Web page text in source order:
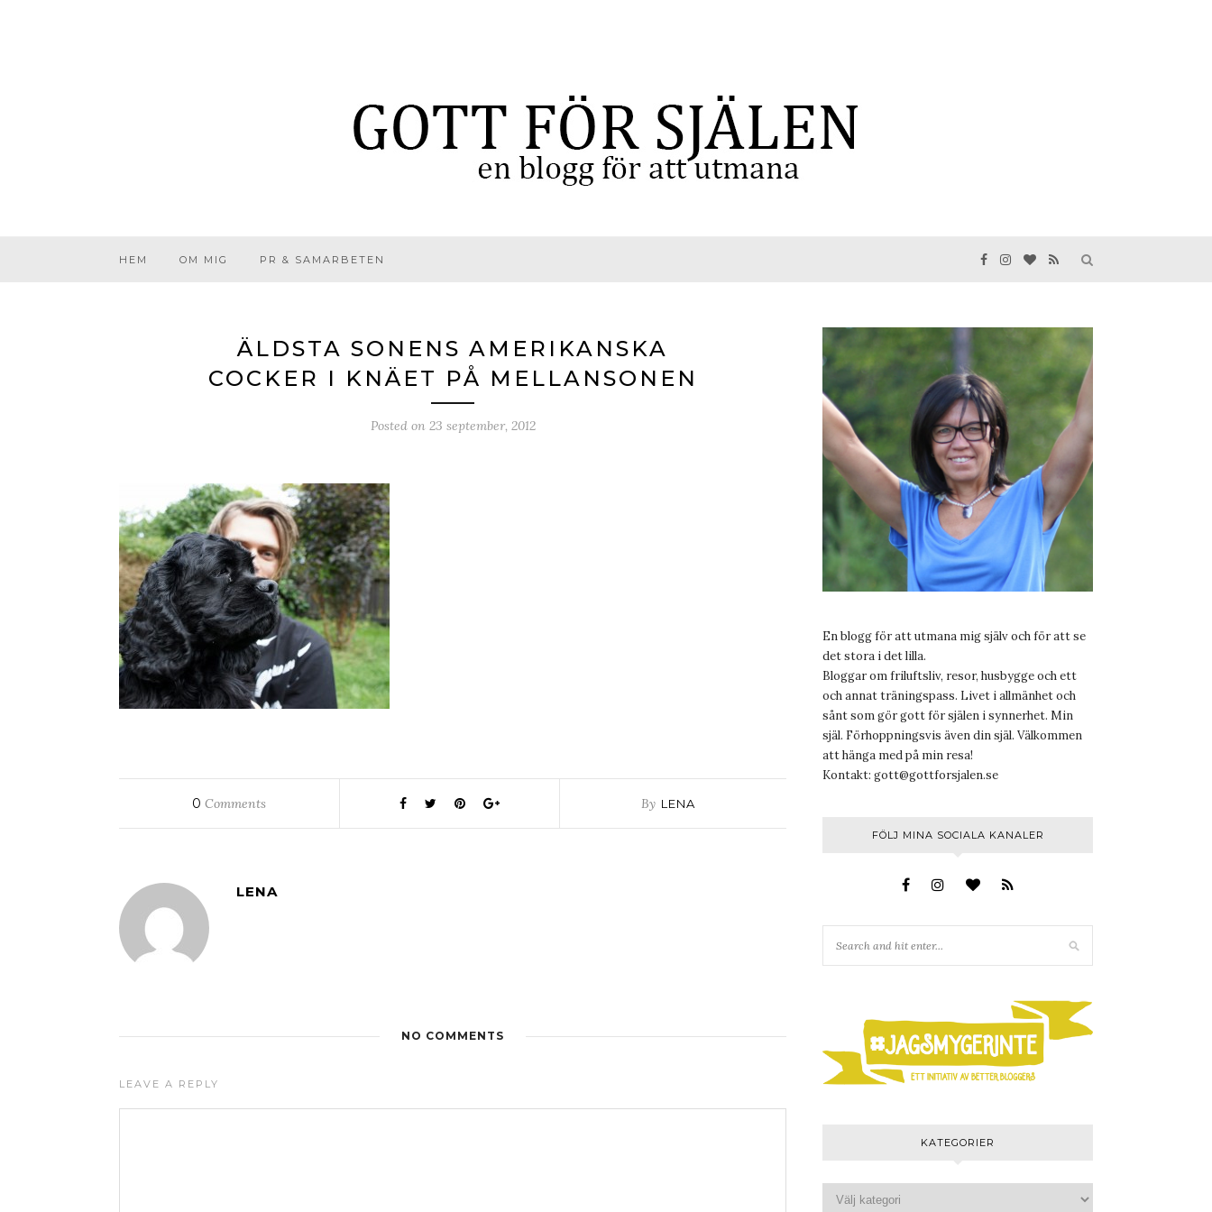
HEM OM MIG PR & SAMARBETEN
ÄLDSTA SONENS AMERIKANSKA
COCKER I KNÄET PÅ MELLANSONEN
Posted on 23 september, 2012
0 Comments By LENA
LENA
NO COMMENTS
LEAVE A REPLY
En blogg för att utmana mig själv och för att se
det stora i det lilla.
Bloggar om friluftsliv, resor, husbygge och ett
och annat träningspass. Livet i allmänhet och
sånt som gör gott för själen i synnerhet. Min
själ. Förhoppningsvis även din själ. Välkommen
att hänga med på min resa!
Kontakt: gott@gottforsjalen.se
FÖLJ MINA SOCIALA KANALER
KATEGORIER